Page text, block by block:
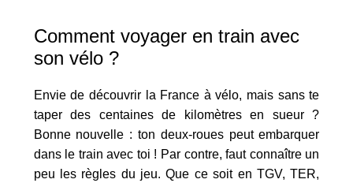
Comment voyager en train avec
son vélo ?
Envie de découvrir la France à vélo, mais sans te
taper des centaines de kilomètres en sueur ?
Bonne nouvelle : ton deux-roues peut embarquer
dans le train avec toi ! Par contre, faut connaître un
peu les règles du jeu. Que ce soit en TGV, TER,